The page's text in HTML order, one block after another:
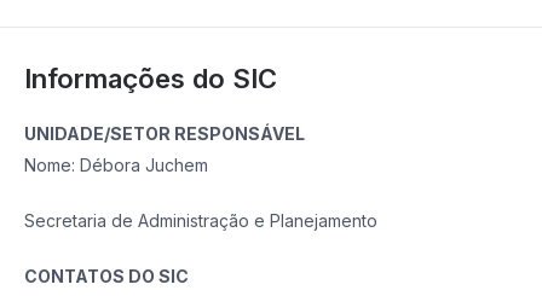
Informações do SIC
UNIDADE/SETOR RESPONSÁVEL
Nome: Débora Juchem
Secretaria de Administração e Planejamento
CONTATOS DO SIC